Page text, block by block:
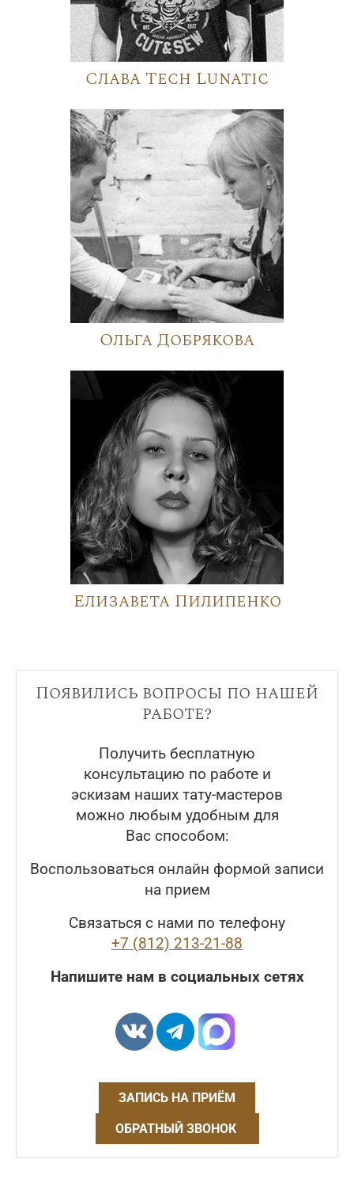
Слава Tech Lunatic
Ольга Добрякова
Елизавета Пилипенко
Появились вопросы по нашей
работе?
Получить бесплатную
консультацию по работе и
эскизам наших тату-мастеров
можно любым удобным для
Вас способом:
Воспользоваться онлайн формой записи
на прием
Связаться с нами по телефону
+7 (812) 213-21-88
Напишите нам в социальных сетях
ЗАПИСЬ НА ПРИЁМ
ОБРАТНЫЙ ЗВОНОК